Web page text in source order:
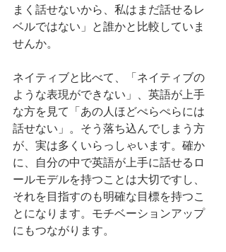
まく話せないから、私はまだ話せるレ
ベルではない」と誰かと比較していま
せんか。
ネイティブと比べて、「ネイティブの
ような表現ができない」、英語が上手
な方を見て「あの人ほどぺらぺらには
話せない」。そう落ち込んでしまう方
が、実は多くいらっしゃいます。確か
に、自分の中で英語が上手に話せるロ
ールモデルを持つことは大切ですし、
それを目指すのも明確な目標を持つこ
とになります。モチベーションアップ
にもつながります。